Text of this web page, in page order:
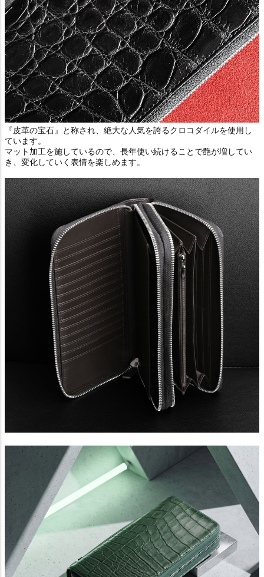
『皮革の宝石』と称され、絶大な人気を誇るクロコダイルを使用し
ています。
マット加工を施しているので、長年使い続けることで艶が増してい
き、変化していく表情を楽しめます。